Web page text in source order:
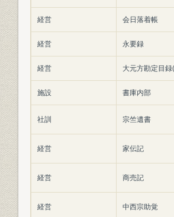
経営 会日落着帳
経営 永要録
経営 大元方勘定目
施設 書庫内部
社訓 宗竺遺書
経営 家伝記
経営 商売記
経営 中西宗助覚